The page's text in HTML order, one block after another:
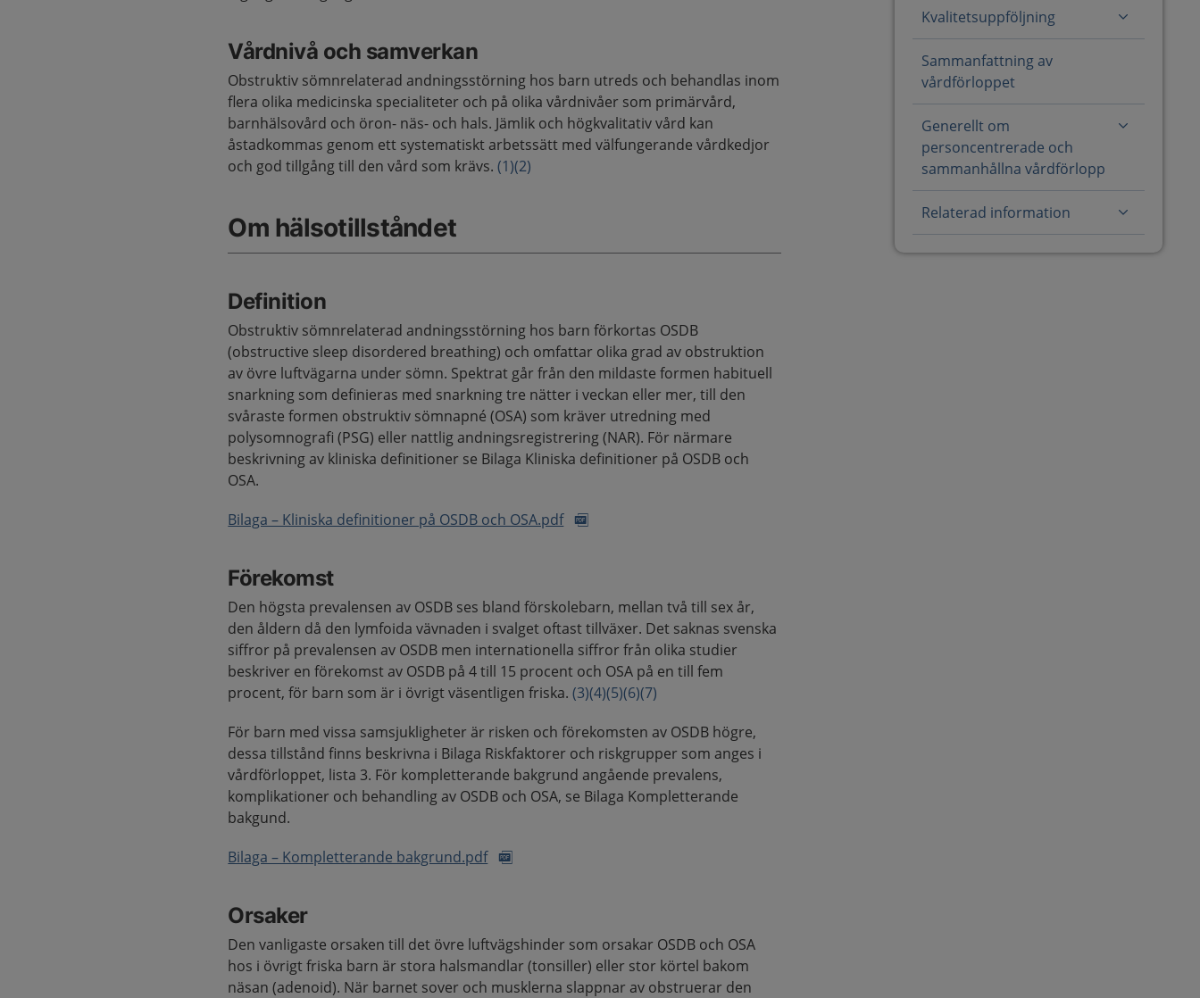
Vårdnivå och samverkan
Obstruktiv sömnrelaterad andningsstörning hos barn utreds och behandlas inom
flera olika medicinska specialiteter och på olika vårdnivåer som primärvård,
barnhälsovård och öron- näs- och hals. Jämlik och högkvalitativ vård kan
åstadkommas genom ett systematiskt arbetssätt med välfungerande vårdkedjor
och god tillgång till den vård som krävs.(1)(2)
Om hälsotillståndet
Definition
Obstruktiv sömnrelaterad andningsstörning hos barn förkortas OSDB
(obstructive sleep disordered breathing) och omfattar olika grad av obstruktion
av övre luftvägarna under sömn. Spektrat går från den mildaste formen habituell
snarkning som definieras med snarkning tre nätter i veckan eller mer, till den
svåraste formen obstruktiv sömnapné (OSA) som kräver utredning med
polysomnografi (PSG) eller nattlig andningsregistrering (NAR). För närmare
beskrivning av kliniska definitioner se Bilaga Kliniska definitioner på OSDB och
OSA.
Bilaga – Kliniska definitioner på OSDB och OSA.pdf
Förekomst
Den högsta prevalensen av OSDB ses bland förskolebarn, mellan två till sex år,
den åldern då den lymfoida vävnaden i svalget oftast tillväxer. Det saknas svenska
siffror på prevalensen av OSDB men internationella siffror från olika studier
beskriver en förekomst av OSDB på 4 till 15 procent och OSA på en till fem
procent, för barn som är i övrigt väsentligen friska.(3)(4)(5)(6)(7)
För barn med vissa samsjukligheter är risken och förekomsten av OSDB högre,
dessa tillstånd finns beskrivna i Bilaga Riskfaktorer och riskgrupper som anges i
vårdförloppet, lista 3. För kompletterande bakgrund angående prevalens,
komplikationer och behandling av OSDB och OSA, se Bilaga Kompletterande
bakgund.
Bilaga – Kompletterande bakgrund.pdf
Orsaker
Den vanligaste orsaken till det övre luftvägshinder som orsakar OSDB och OSA
hos i övrigt friska barn är stora halsmandlar (tonsiller) eller stor körtel bakom
näsan (adenoid). När barnet sover och musklerna slappnar av obstruerar den
Kvalitetsuppföljning
Sammanfattning av
vårdförloppet
Generellt om
personcentrerade och
sammanhållna vårdförlopp
Relaterad information